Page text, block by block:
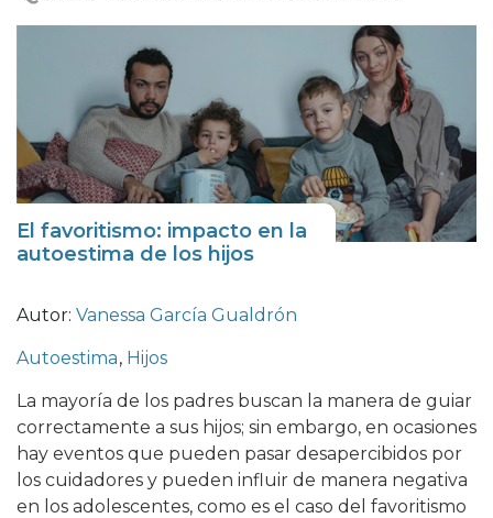
El favoritismo: impacto en la
autoestima de los hijos
Autor: Vanessa García Gualdrón
Autoestima, Hijos
La mayoría de los padres buscan la manera de guiar
correctamente a sus hijos; sin embargo, en ocasiones
hay eventos que pueden pasar desapercibidos por
los cuidadores y pueden influir de manera negativa
en los adolescentes, como es el caso del favoritismo